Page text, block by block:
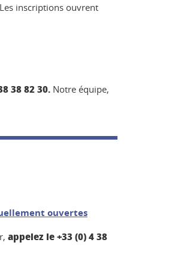
Les inscriptions ouvrent
38 82 30. Notre équipe,
ouvertes
appelez le+33 (0) 4 38